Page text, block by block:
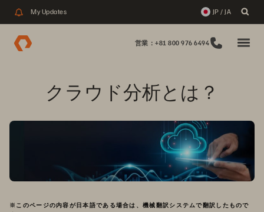
My Updates JP / JA
営業：+81 800 976 6494
クラウド分析とは？
※このページの内容が日本語である場合は、機械翻訳システムで翻訳したもので